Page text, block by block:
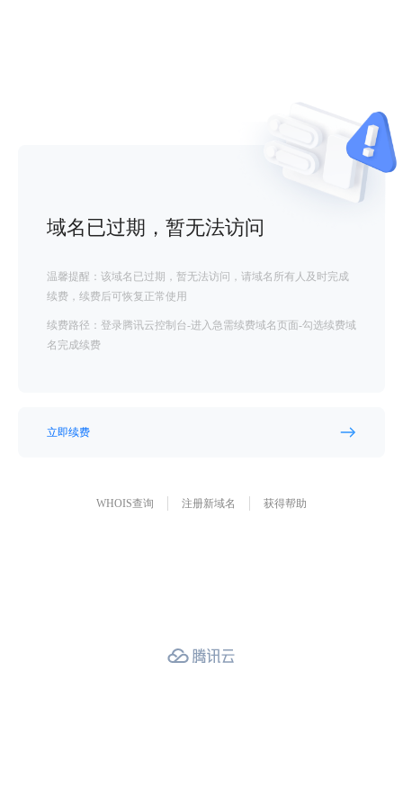
域名已过期，暂无法访问
温馨提醒：该域名已过期，暂无法访问，请域名所有人及时完成
续费，续费后可恢复正常使用
续费路径：登录腾讯云控制台-进入急需续费域名页面-勾选续费域
名完成续费
立即续费
WHOIS查询 注册新域名 获得帮助